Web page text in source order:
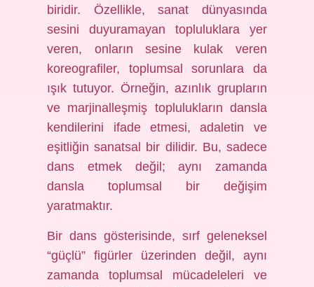
biridir. Özellikle, sanat dünyasında
sesini duyuramayan topluluklara yer
veren, onların sesine kulak veren
koreografiler, toplumsal sorunlara da
ışık tutuyor. Örneğin, azınlık grupların
ve marjinalleşmiş toplulukların dansla
kendilerini ifade etmesi, adaletin ve
eşitliğin sanatsal bir dilidir. Bu, sadece
dans etmek değil; aynı zamanda
dansla toplumsal bir değişim
yaratmaktır.
Bir dans gösterisinde, sırf geleneksel
“güçlü” figürler üzerinden değil, aynı
zamanda toplumsal mücadeleleri ve